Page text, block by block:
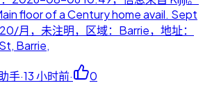
floor of a Century home avail. Sept
月，未注明，区域：Barrie，地址：
Barrie,
手·13 小时前· 0